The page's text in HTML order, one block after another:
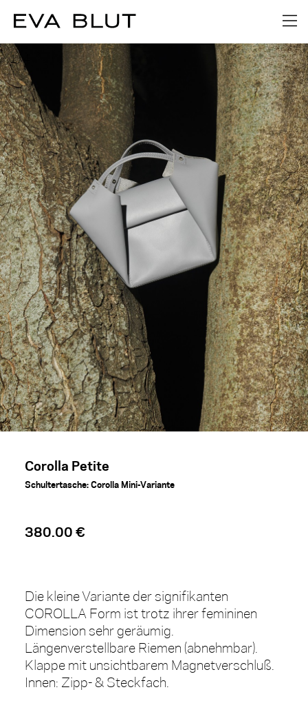
1/
Corolla Petite
Schultertasche: Corolla Mini-Variante
380.00 €
Die kleine Variante der signifikanten
COROLLA Form ist trotz ihrer femininen
Dimension sehr geräumig.
Längenverstellbare Riemen (abnehmbar).
Klappe mit unsichtbarem Magnetverschluß.
Innen: Zipp- & Steckfach.